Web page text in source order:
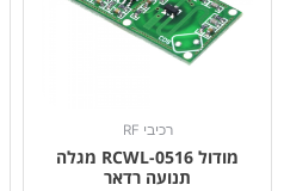
רכיבי RF
מודול RCWL-0516 מגלה
תנועה רדאר